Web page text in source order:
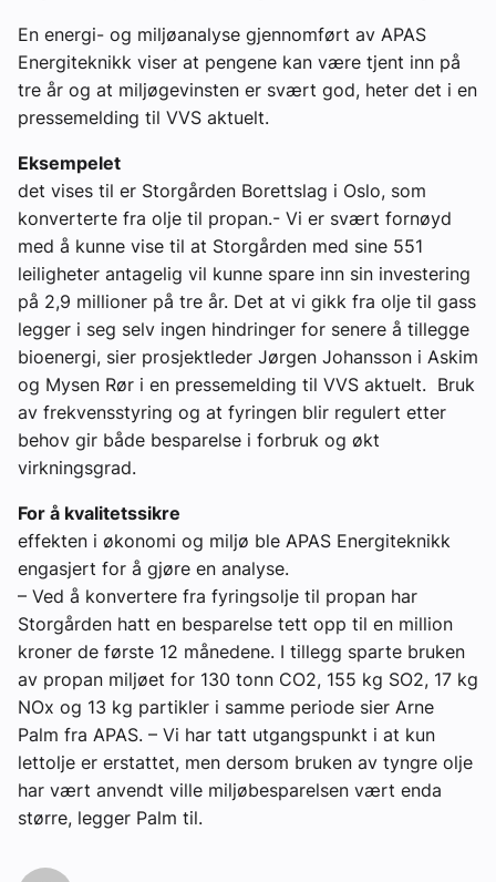
En energi- og miljøanalyse gjennomført av APAS
Energiteknikk viser at pengene kan være tjent inn på
tre år og at miljøgevinsten er svært god, heter det i en
pressemelding til VVS aktuelt.
Eksempelet
det vises til er Storgården Borettslag i Oslo, som
konverterte fra olje til propan.- Vi er svært fornøyd
med å kunne vise til at Storgården med sine 551
leiligheter antagelig vil kunne spare inn sin investering
på 2,9 millioner på tre år. Det at vi gikk fra olje til gass
legger i seg selv ingen hindringer for senere å tillegge
bioenergi, sier prosjektleder Jørgen Johansson i Askim
og Mysen Rør i en pressemelding til VVS aktuelt. Bruk
av frekvensstyring og at fyringen blir regulert etter
behov gir både besparelse i forbruk og økt
virkningsgrad.
For å kvalitetssikre
effekten i økonomi og miljø ble APAS Energiteknikk
engasjert for å gjøre en analyse.
– Ved å konvertere fra fyringsolje til propan har
Storgården hatt en besparelse tett opp til en million
kroner de første 12 månedene. I tillegg sparte bruken
av propan miljøet for 130 tonn CO2, 155 kg SO2, 17 kg
NOx og 13 kg partikler i samme periode sier Arne
Palm fra APAS. – Vi har tatt utgangspunkt i at kun
lettolje er erstattet, men dersom bruken av tyngre olje
har vært anvendt ville miljøbesparelsen vært enda
større, legger Palm til.